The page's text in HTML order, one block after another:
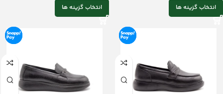
انتخاب گزینه ها انتخاب گزینه ها